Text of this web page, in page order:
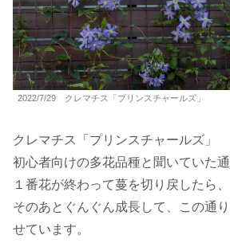
2022/7/29 クレマチス「プリンスチャールズ」
クレマチス「プリンスチャールズ」
初心者向けの多花品種と聞いていた通
１番花が終わって蔓を切り戻したら、
そのあとぐんぐん成長して、この通
せています。